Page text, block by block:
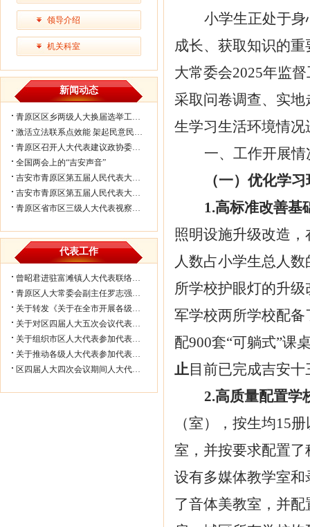
领导介绍
机关科室
新闻动态
青原区区乡两级人大换届选举工作会议...
激活立法联系点效能 架起民意民生连...
青原区召开人大代表建议政协委员提案...
全国两会上的“吉安声音”
吉安市青原区第五届人民代表大会第七...
吉安市青原区第五届人民代表大会第七...
青原区省市区三级人大代表视察民生实...
代表工作
曾昭君进驻富滩镇人大代表联络工作站...
青原区人大常委会副主任罗志强带队赴...
关于转发《关于在全市开展各级人大代...
关于对区四届人大五次会议代表所提部...
关于组织市区人大代表参加代表联络工...
关于推动各级人大代表参加代表联络工...
区四届人大四次会议期间人大代表审议...
小学生正处于
成长、获取知识的
大常委会2025年监
采取问卷调查、实
生学习生活环境情况
一、工作开展情
（一）优化学习
1.高标准改善基
照明设施升级改造
人数占小学生总人
所学校护眼灯的升
军学校两所学校配备
配900套“可躺式”课
止目前已完成吉安十
2.高质量配置学
（室），按生均15
室，并按要求配置
设有多媒体教学室
了音体美教室，并